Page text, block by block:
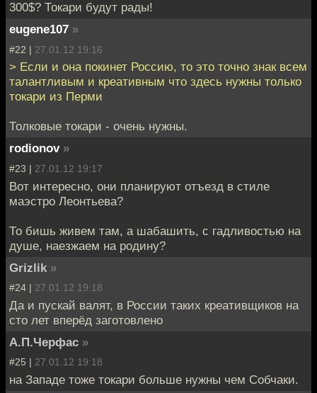
300$? Токари будут рады!
eugene107 »
#22 | 27.01.12 19:16
> Если и она покинет Россию, то это точно знак всем
талантливым и креативным что здесь нужны только
токари из Перми
Толковые токари - очень нужны.
rodionov »
#23 | 27.01.12 19:17
Вот интересно, они планируют отъезд в стиле
маэстро Леонтьева?
То бишь живем там, а шабашить, с гадливостью на
душе, наезжаем на родину?
Grizlik »
#24 | 27.01.12 19:18
Да и пускай валят, в России таких креативщиков на
сто лет вперёд заготовлено
А.П.Черфас »
#25 | 27.01.12 19:18
на Западе тоже токари больше нужны чем Собчаки.